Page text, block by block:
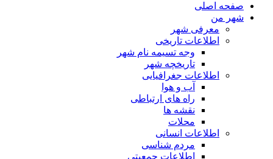
صفحه اصلی
شهر من
معرفی شهر
اطلاعات تاریخی
وجه تسیمه نام شهر
تاریخچه شهر
اطلاعات جغرافیایی
آب و هوا
راه های ارتباطی
نقشه ها
محلات
اطلاعات انسانی
مردم شناسی
اطلاعات جمعیتی